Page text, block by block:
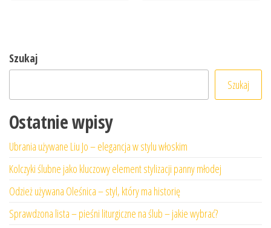
Szukaj
Szukaj
Ostatnie wpisy
Ubrania używane Liu Jo – elegancja w stylu włoskim
Kolczyki ślubne jako kluczowy element stylizacji panny młodej
Odzież używana Oleśnica – styl, który ma historię
Sprawdzona lista – pieśni liturgiczne na ślub – jakie wybrać?